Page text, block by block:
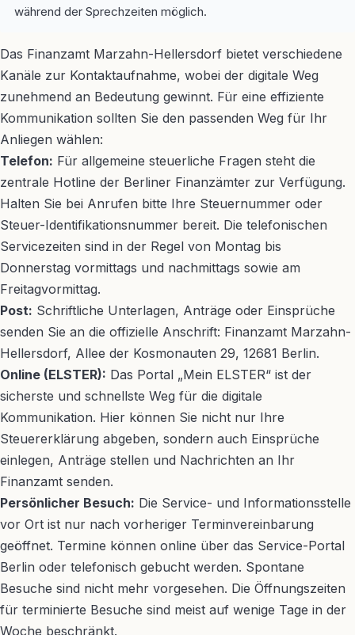
während der Sprechzeiten möglich.
Das Finanzamt Marzahn-Hellersdorf bietet verschiedene
Kanäle zur Kontaktaufnahme, wobei der digitale Weg
zunehmend an Bedeutung gewinnt. Für eine effiziente
Kommunikation sollten Sie den passenden Weg für Ihr
Anliegen wählen:
Telefon: Für allgemeine steuerliche Fragen steht die
zentrale Hotline der Berliner Finanzämter zur Verfügung.
Halten Sie bei Anrufen bitte Ihre Steuernummer oder
Steuer-Identifikationsnummer bereit. Die telefonischen
Servicezeiten sind in der Regel von Montag bis
Donnerstag vormittags und nachmittags sowie am
Freitagvormittag.
Post: Schriftliche Unterlagen, Anträge oder Einsprüche
senden Sie an die offizielle Anschrift: Finanzamt Marzahn-
Hellersdorf, Allee der Kosmonauten 29, 12681 Berlin.
Online (ELSTER): Das Portal „Mein ELSTER“ ist der
sicherste und schnellste Weg für die digitale
Kommunikation. Hier können Sie nicht nur Ihre
Steuererklärung abgeben, sondern auch Einsprüche
einlegen, Anträge stellen und Nachrichten an Ihr
Finanzamt senden.
Persönlicher Besuch: Die Service- und Informationsstelle
vor Ort ist nur nach vorheriger Terminvereinbarung
geöffnet. Termine können online über das Service-Portal
Berlin oder telefonisch gebucht werden. Spontane
Besuche sind nicht mehr vorgesehen. Die Öffnungszeiten
für terminierte Besuche sind meist auf wenige Tage in der
Woche beschränkt.